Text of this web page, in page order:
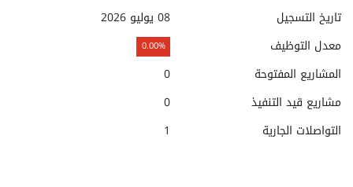
تاريخ التسجيل
08 يوليو 2026
معدل التوظيف
0.00%
المشاريع المفتوحة
0
مشاريع قيد التنفيذ
0
التواصلات الجارية
1